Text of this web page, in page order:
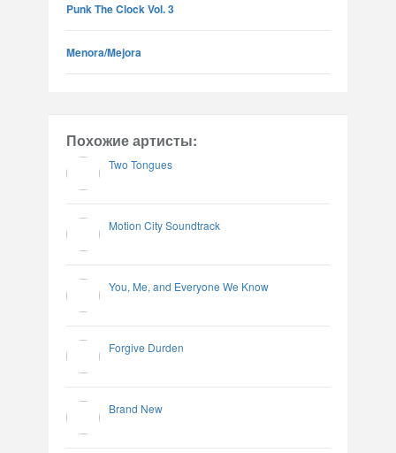
Punk The Clock Vol. 3
Menora/Mejora
Похожие артисты:
Two Tongues
Motion City Soundtrack
You, Me, and Everyone We Know
Forgive Durden
Brand New